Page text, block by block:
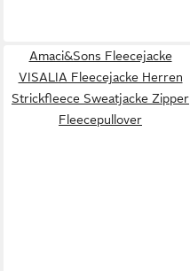
Amaci&Sons Fleecejacke
VISALIA Fleecejacke Herren
Strickfleece Sweatjacke Zipper
Fleecepullover